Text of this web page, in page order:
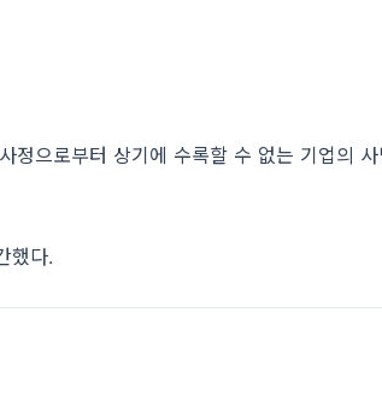
으로부터 상기에 수록할 수 없는 기업의
했다.